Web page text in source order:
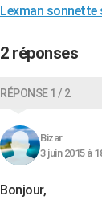
Lexman sonnette
2 réponses
RÉPONSE 1 / 2
Bizar
3 juin 2015 à
Bonjour,